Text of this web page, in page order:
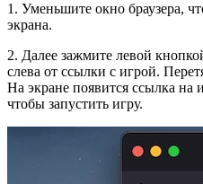
1. Уменьшите окно браузера,
экрана.
2. Далее зажмите левой
слева от ссылки с игрой.
На экране появится ссылка на
чтобы запустить игру.